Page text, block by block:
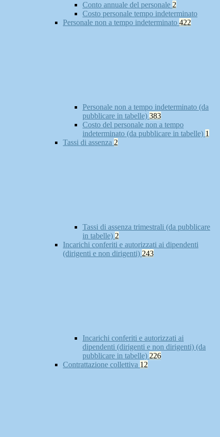
Conto annuale del personale 2
Costo personale tempo indeterminato
Personale non a tempo indeterminato 422
Personale non a tempo indeterminato (da
pubblicare in tabelle) 383
Costo del personale non a tempo
indeterminato (da pubblicare in tabelle) 1
Tassi di assenza 2
Tassi di assenza trimestrali (da pubblicare
in tabelle) 2
Incarichi conferiti e autorizzati ai dipendenti
(dirigenti e non dirigenti) 243
Incarichi conferiti e autorizzati ai
dipendenti (dirigenti e non dirigenti) (da
pubblicare in tabelle) 226
Contrattazione collettiva 12